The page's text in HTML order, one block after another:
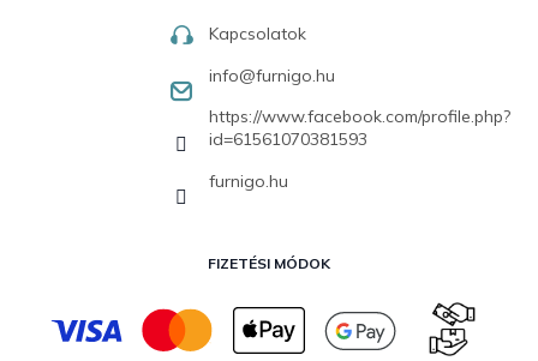
Kapcsolatok
info@furnigo.hu
https://www.facebook.com/profile.php?
id=61561070381593
furnigo.hu
FIZETÉSI MÓDOK